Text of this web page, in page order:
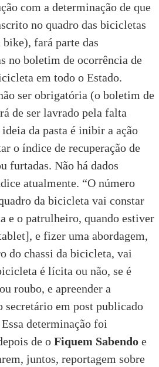
com a determinação de que
no quadro das bicicletas
bike), fará parte das
no boletim de ocorrência de
em todo o Estado.
ser obrigatória (o boletim de
de ser lavrado pela falta
da pasta é inibir a ação
o índice de recuperação de
furtadas. Não há dados
atualmente. “O número
da bicicleta vai constar
e o patrulheiro, quando estiver
e fizer uma abordagem,
do chassi da bicicleta, vai
é lícita ou não, se é
roubo, e apreender a
secretário em post publicado
Essa determinação foi
de o Fiquem Sabendo e
juntos, reportagem sobre